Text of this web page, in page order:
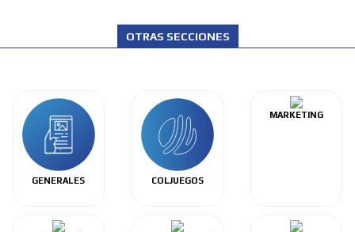
OTRAS SECCIONES
GENERALES COLJUEGOS
MARKETING